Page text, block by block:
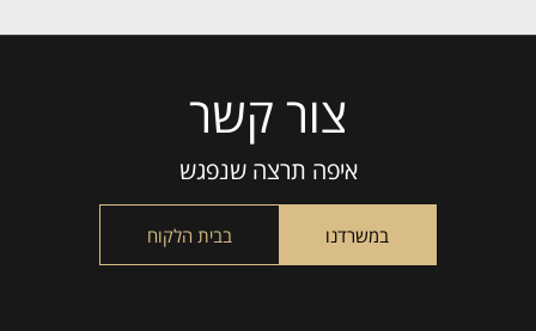
צור קשר
איפה תרצה שנפגש
במשרדנו בבית הלקוח